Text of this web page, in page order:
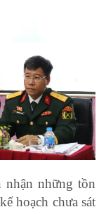
những tồn
hoạch chưa sát